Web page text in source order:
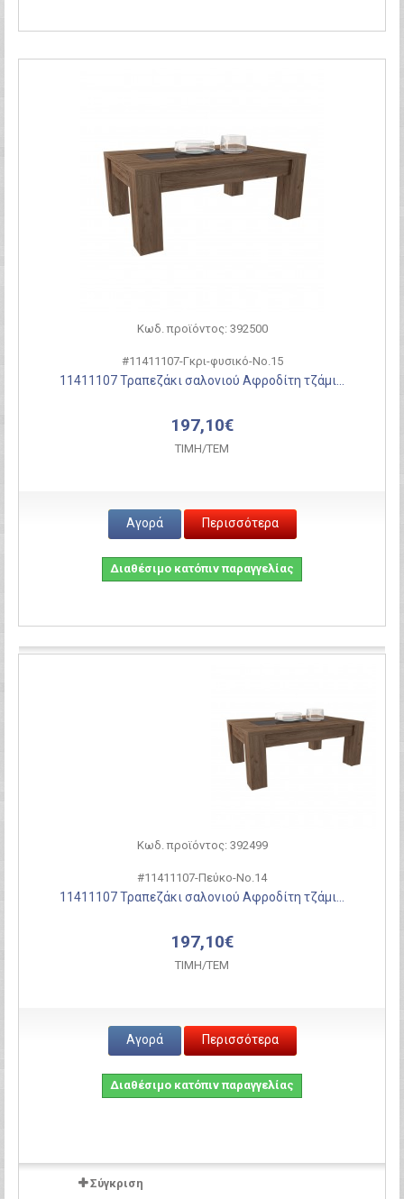
Κωδ. προϊόντος: 392500
#11411107-Γκρι-φυσικό-Νο.15
11411107 Τραπεζάκι σαλονιού Αφροδίτη τζάμι...
197,10€
ΤΙΜH/ΤΕΜ
Αγορά Περισσότερα
Διαθέσιμο κατόπιν παραγγελίας
Κωδ. προϊόντος: 392499
#11411107-Πεύκο-Νο.14
11411107 Τραπεζάκι σαλονιού Αφροδίτη τζάμι...
197,10€
ΤΙΜH/ΤΕΜ
Αγορά Περισσότερα
Διαθέσιμο κατόπιν παραγγελίας
Σύγκριση